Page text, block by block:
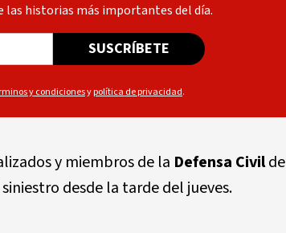
historias más importantes del día.
SUSCRÍBETE
y condicionesypolítica de privacidad.
y miembros de la Defensa Civilde
desde la tarde del jueves.